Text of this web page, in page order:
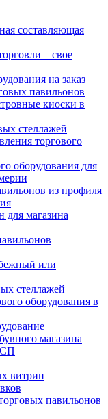
составляющая
– свое
на заказ
павильонов
киоски в
стеллажей
торгового
оборудования для
из профиля
для магазина
или
стеллажей
оборудования в
магазина
витрин
павильонов